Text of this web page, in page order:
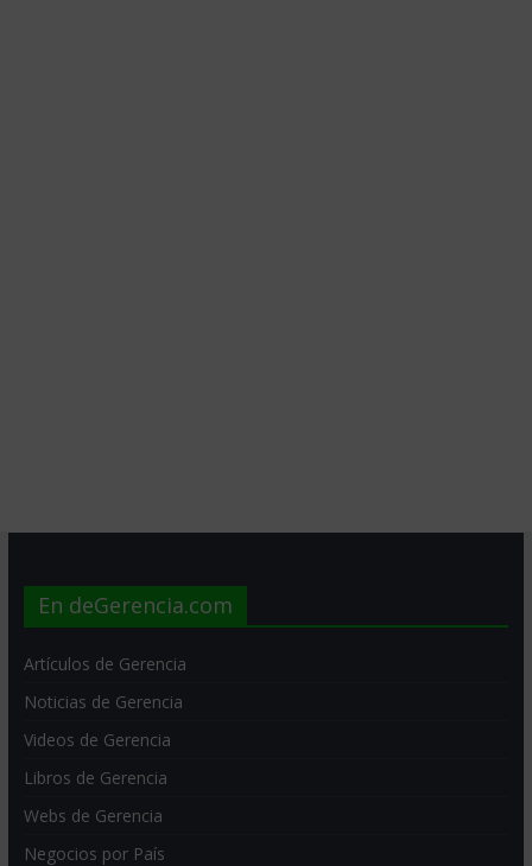
En deGerencia.com
Artículos de Gerencia
Noticias de Gerencia
Videos de Gerencia
Libros de Gerencia
Webs de Gerencia
Negocios por País